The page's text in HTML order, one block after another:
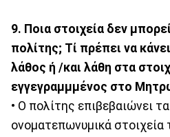
9. Ποια στοιχεία δεν
πολίτης; Τί πρέπει να
λάθος ή /και λάθη στα
εγγεγραμμμένος στο
• Ο πολίτης επιβεβαιώνει
ονοματεπωνυμικά στοιχεία